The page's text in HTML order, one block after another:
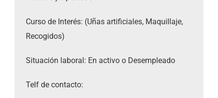
Curso de Interés: (Uñas artificiales, Maquillaje,
Recogidos)
Situación laboral: En activo o Desempleado
Telf de contacto: